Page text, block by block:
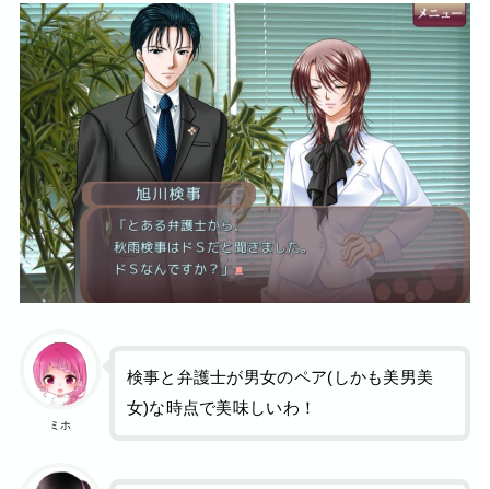
ミホ
検事と弁護士が男女のペア(しかも美男美
女)な時点で美味しいわ！